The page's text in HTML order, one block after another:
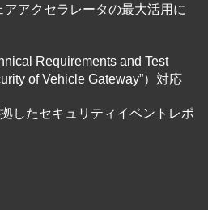
アクセラレータの最大活用に
Requirements and Test
of Vehicle Gateway”）対応
したセキュリティイベントレポ